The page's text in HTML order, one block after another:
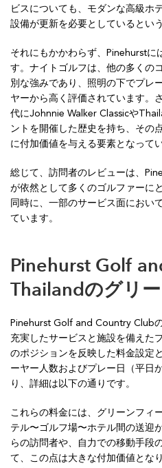
ビスについても、モダンな高級ホ
設備が更新を必要としているとい
それにもかかわらず、Pinehurstに
す。ナイトゴルフは、他の多くの
別な強みであり、照明の下でプレ
ヤーから高く評価されています。
代にJohnnie Walker Classicや
ントを開催した歴史を持ち、その
に付加価値を与える要素となって
総じて、訪問者のレビューは、
が依然として多くのゴルファーに
同時に、一部のサービス面におい
ています。
Pinehurst Golf
Thailandのグリ
Pinehurst Golf and Country Club
充実したサービスと施設を備えた
のポジションを反映した料金設定
ーヤー人数およびプレー日（平日
り、詳細は以下の通りです。
これらの料金には、グリーンフィ
テル〜ゴルフ場〜ホテル間の送迎
らの訪問者や、自力での移動手段
て、この点は大きな付加価値とな